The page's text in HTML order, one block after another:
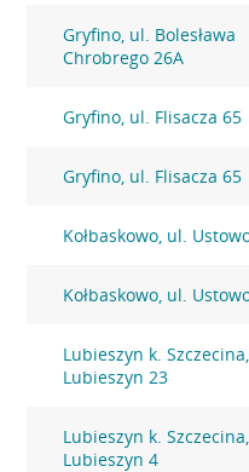
Gryfino, ul. Bolesława
Chrobrego 26A
Gryfino, ul. Flisacza 65
Gryfino, ul. Flisacza 65
Kołbaskowo, ul.
Kołbaskowo, ul.
Lubieszyn k. Szczecina,
Lubieszyn 23
Lubieszyn k. Szczecina,
Lubieszyn 4